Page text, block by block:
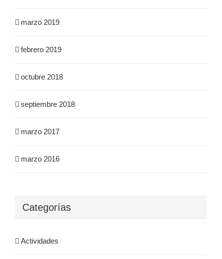
marzo 2019
febrero 2019
octubre 2018
septiembre 2018
marzo 2017
marzo 2016
Categorías
Actividades